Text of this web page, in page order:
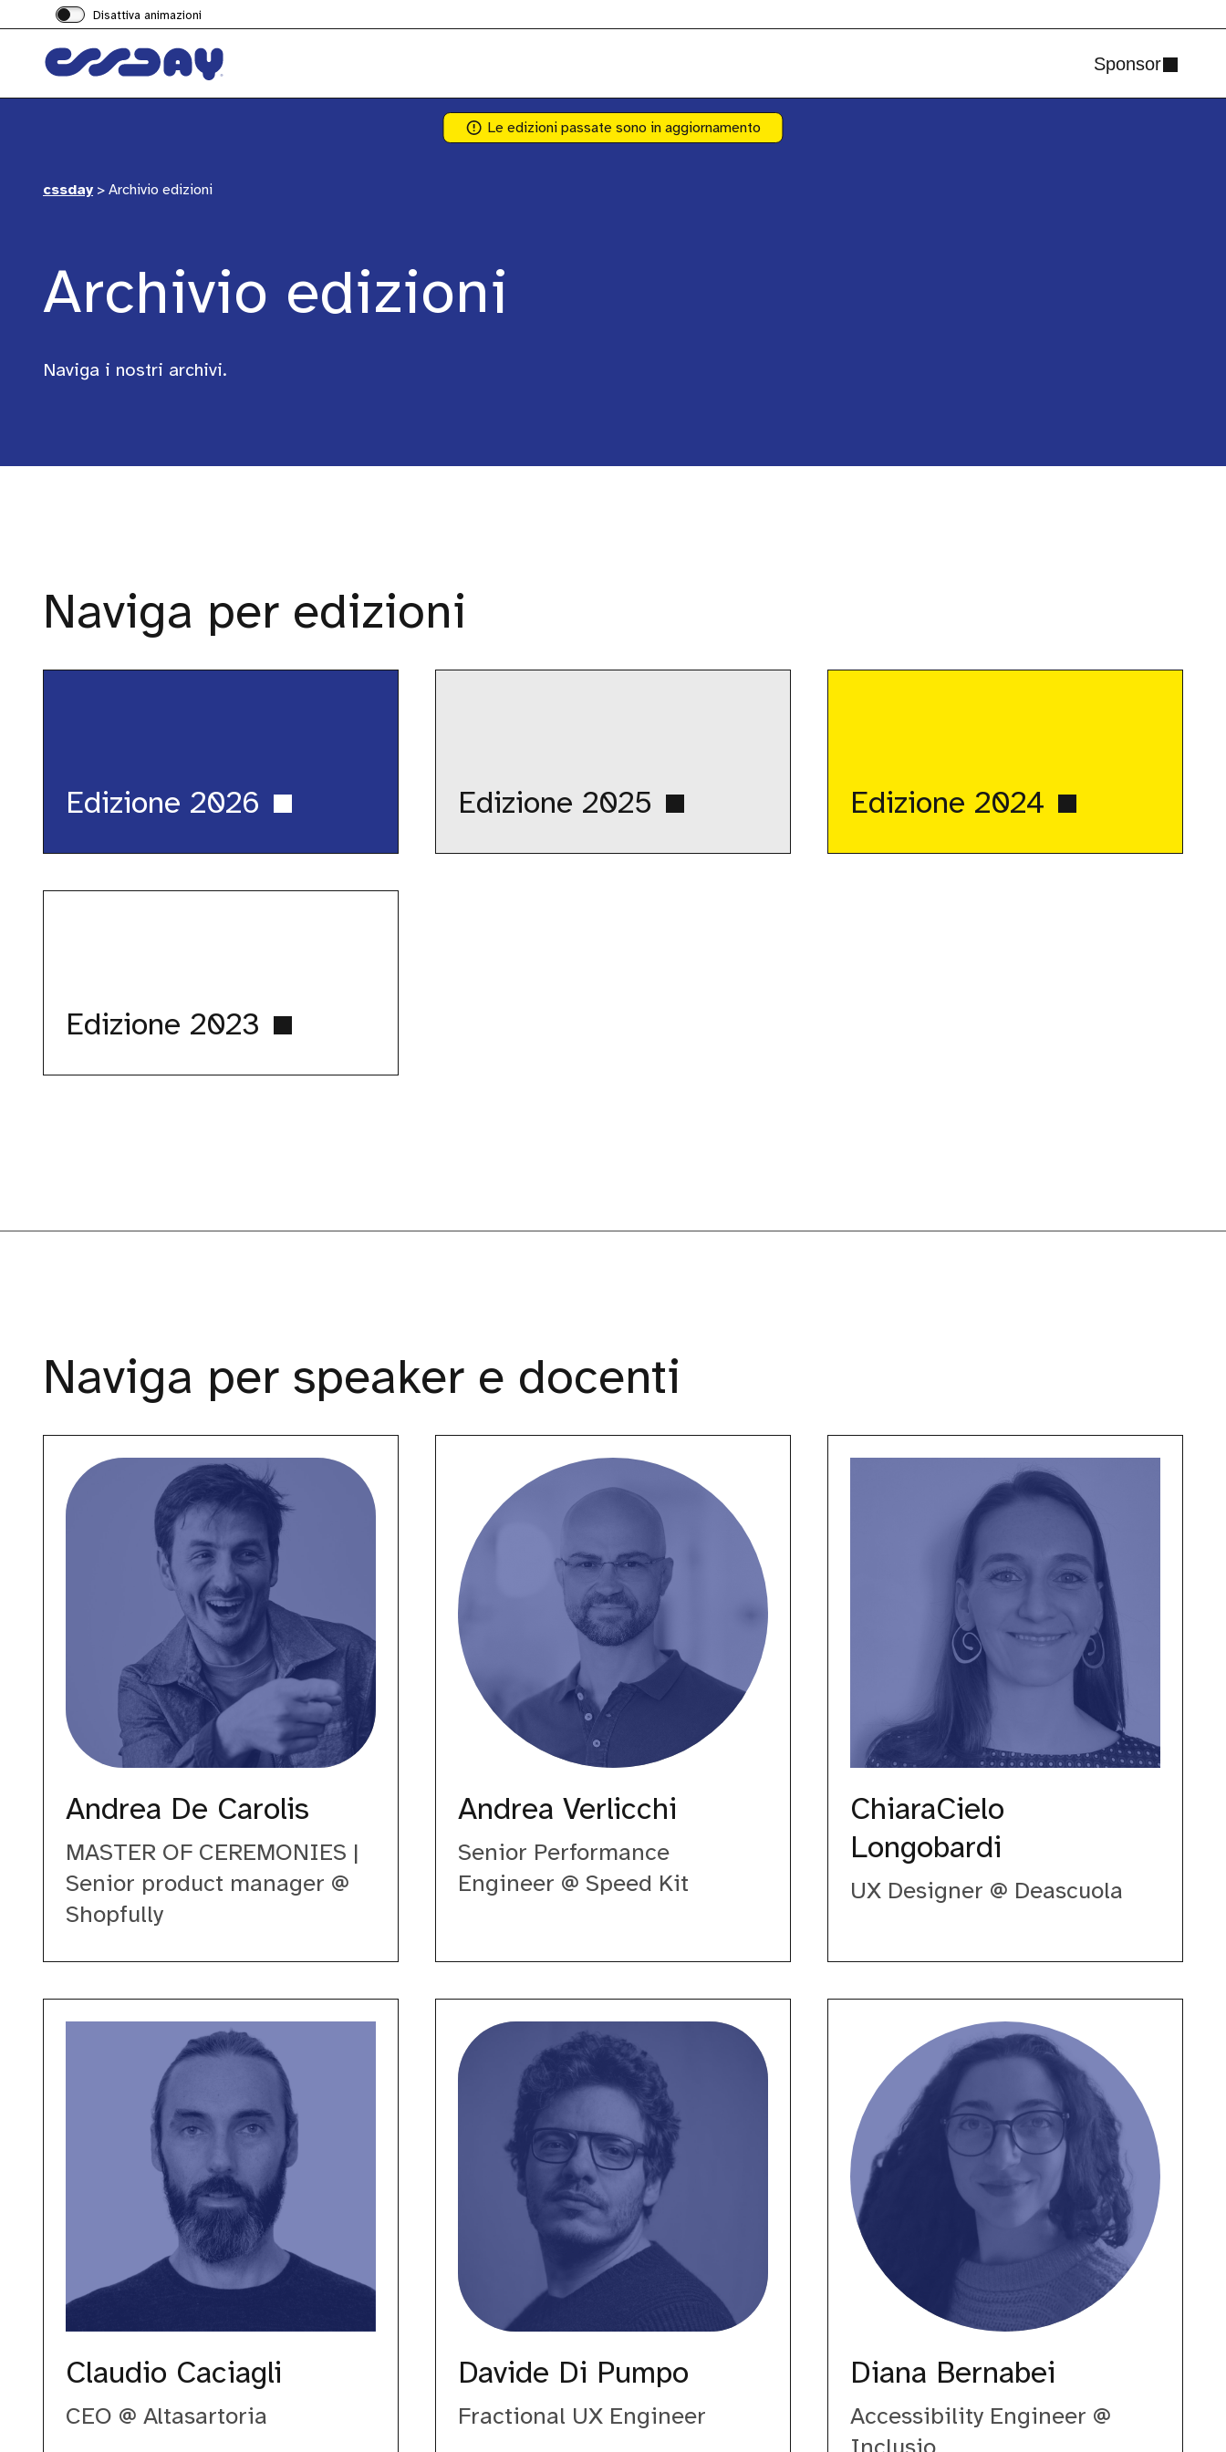
Disattiva animazioni
Sponsor
Le edizioni passate sono in aggiornamento
cssday >Archivio edizioni
Archivio edizioni
Naviga i nostri archivi.
Naviga per edizioni
Edizione 2026 Edizione 2025 Edizione 2024
Edizione 2023
Naviga per speaker e docenti
Andrea De Carolis
MASTER OF CEREMONIES |
Senior product manager @
Shopfully
Carolis
Andrea Verlicchi
Senior Performance
Engineer @ Speed Kit
ChiaraCielo
Longobardi
UX Designer @ Deascuola
Longobardi
Claudio Caciagli
CEO @ Altasartoria
Caciagli
Davide Di Pumpo
Fractional UX Engineer
Pumpo
Diana Bernabei
Accessibility Engineer @